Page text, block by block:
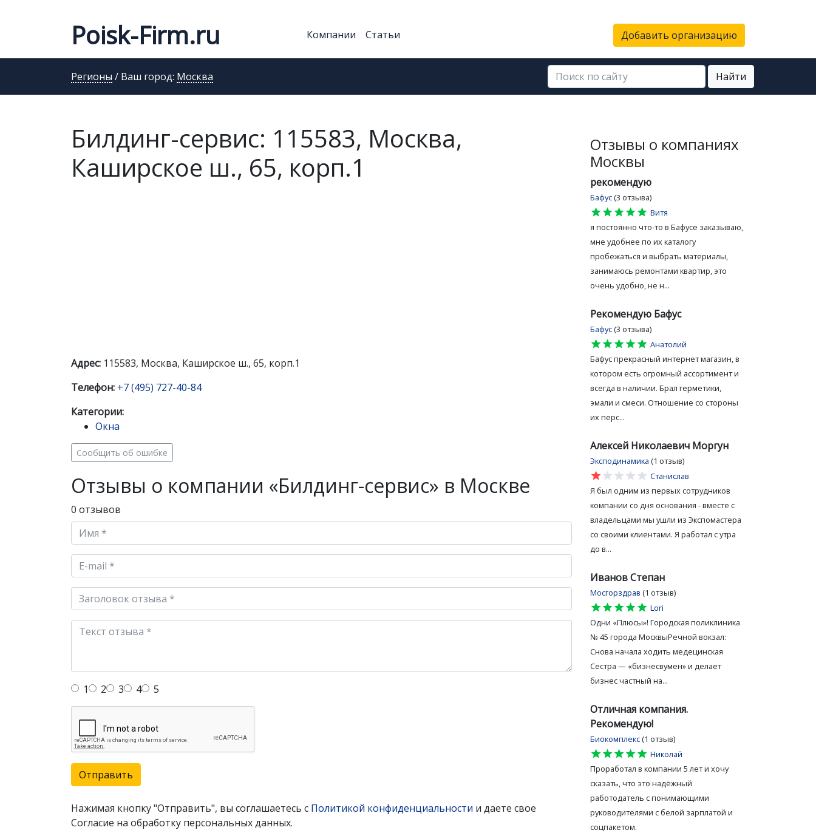
Poisk-Firm.ru Компании Статьи Добавить организацию
Регионы / Ваш город: Москва Найти
Билдинг-сервис: 115583, Москва,
Каширское ш., 65, корп.1
Адрес: 115583, Москва, Каширское ш., 65, корп.1
Телефон: +7 (495) 727-40-84
Категории:
Окна
Сообщить об ошибке
Отзывы о компании «Билдинг-сервис» в Москве
0 отзывов
1 2 3 4 5
Отправить
Нажимая кнопку "Отправить", вы соглашаетесь с Политикой конфиденциальности и даете свое
Согласие на обработку персональных данных.
Отзывы о компаниях
Москвы
рекомендую
Бафус (3 отзыва)
star
star
star
star
star
Витя
я постоянно что-то в Бафусе заказываю,
мне удобнее по их каталогу
пробежаться и выбрать материалы,
занимаюсь ремонтами квартир, это
очень удобно, не н...
Рекомендую Бафус
Бафус (3 отзыва)
star
star
star
star
star
Анатолий
Бафус прекрасный интернет магазин, в
котором есть огромный ассортимент и
всегда в наличии. Брал герметики,
эмали и смеси. Отношение со стороны
их перс...
Алексей Николаевич Моргун
Эксподинамика (1 отзыв)
star
star
star
star
star
Станислав
Я был одним из первых сотрудников
компании со дня основания - вместе с
владельцами мы ушли из Экспомастера
со своими клиентами. Я работал с утра
до в...
Иванов Степан
Мосгорздрав (1 отзыв)
star
star
star
star
star
Lori
Одни «Плюсы»! Городская поликлиника
№ 45 города МосквыРечной вокзал:
Снова начала ходить медецинская
Сестра — «бизнесвумен» и делает
бизнес частный на...
Отличная компания.
Рекомендую!
Биокомплекс (1 отзыв)
star
star
star
star
star
Николай
Проработал в компании 5 лет и хочу
сказать, что это надёжный
работодатель с понимающими
руководителями с белой зарплатой и
соцпакетом.